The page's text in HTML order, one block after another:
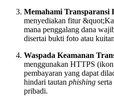
Memahami Transparansi
menyediakan fitur
mana penggalang dana
disertai bukti foto atau
Waspada Keamanan
menggunakan HTTPS
pembayaran yang dapat
hindari tautan phishing
pribadi.